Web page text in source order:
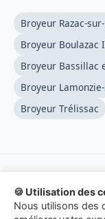
Broyeur Razac-
Broyeur Boulazac
Broyeur Bassillac
Broyeur
Broyeur Trélissac
© 2026 Location-
🍪 Utilisation des
Nous utilisons des